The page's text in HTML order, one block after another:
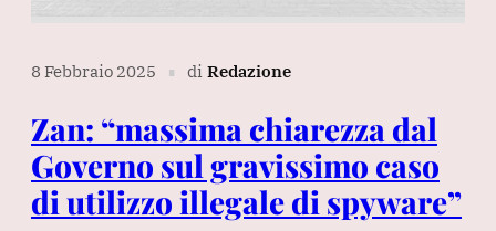
8 Febbraio 2025 ∎ di Redazione
Zan: “massima chiarezza dal
Governo sul gravissimo caso
di utilizzo illegale di spyware”